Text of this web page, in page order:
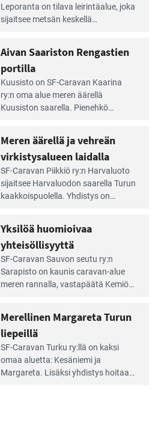
Leporanta on tilava leirintäalue, joka
sijaitsee metsän kes­kellä
tarjoaa ympäris­töineen kauniit
maisemat ja loistavat virkistäytymis­
mahdollisuudet.
Aivan Saariston Rengastien
portilla
Kuusisto on SF-Caravan Kaarina
ry:n oma alue meren äärellä
Kuusiston saarella. Pie­nehkö
Meren äärellä ja vehreän
virkistysalueen laidalla
SF-Caravan Piikkiö ry:n Harvaluoto
sijait­see Harvaluodon saarella Turun
kaakkois­puolella. Yhdistys on
virkistysalueesta.
Yksilöä huomioivaa
yhteisöllisyyttä
SF-Caravan Sauvon seutu ry:n
Sarapisto on kaunis caravan-alue
meren rannalla, vasta­päätä Kemiön
kymmenen paikkaa ilman sähköä.
Merellinen Margareta Turun
liepeillä
SF-Caravan Turku ry:llä on kaksi
omaa aluet­ta: Kesäniemi ja
Margareta. Lisäksi yhdis­tys hoitaa